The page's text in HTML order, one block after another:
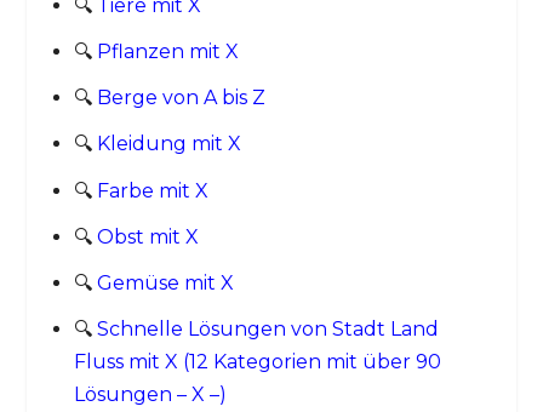
🔍 Tiere mit X
🔍 Pflanzen mit X
🔍 Berge von A bis Z
🔍 Kleidung mit X
🔍 Farbe mit X
🔍 Obst mit X
🔍 Gemüse mit X
🔍 Schnelle Lösungen von Stadt Land
Fluss mit X (12 Kategorien mit über 90
Lösungen – X –)